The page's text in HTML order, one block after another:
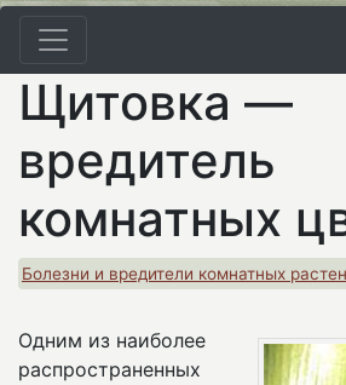
Щитовка —
вредитель
комнатных
Болезни и вредители комнатных
Одним из наиболее
распространенных